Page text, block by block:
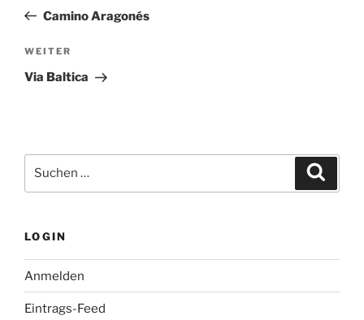
Beitrag
Camino Aragonés
Nächster
Beitrag
WEITER
Via Baltica
nach:
LOGIN
Anmelden
Eintrags-Feed